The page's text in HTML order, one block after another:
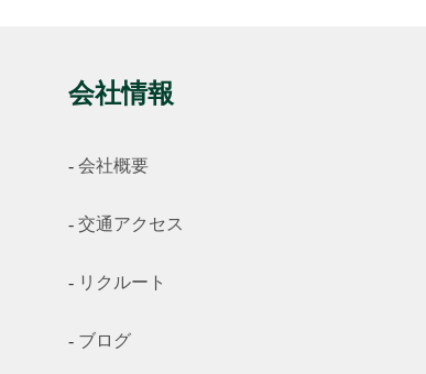
会社情報
会社概要
交通アクセス
リクルート
ブログ